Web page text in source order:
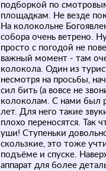
подборкой по
площадкам. Не везде
На колокольне
собора очень ветрено.
просто с погодой не
важный момент - там
колокола. Один из
несмотря на просьбы,
сил бить (а вовсе не
колоколам. С нами был
лет. Для него такие
плохо переносятся. Так
уши! Ступеньки
скользкие, это тоже
подъёме и спуске.
аппарат для более